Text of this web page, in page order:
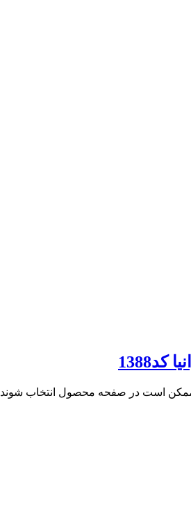
ممکن است در صفحه محصول انتخاب شوند